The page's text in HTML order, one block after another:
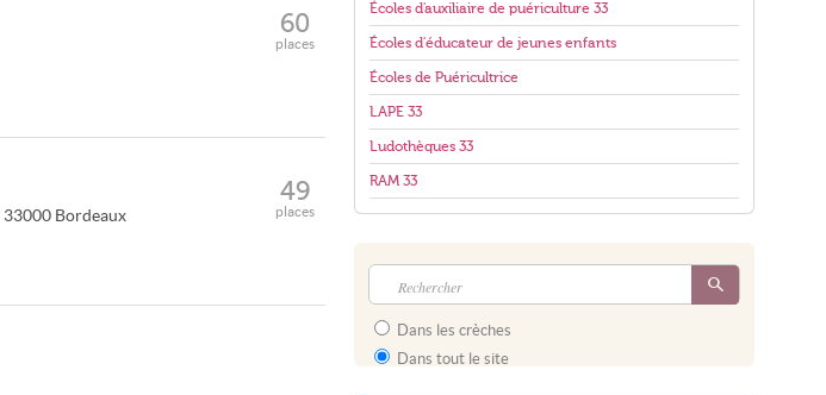
60
places
33000 Bordeaux
49
places
Écoles d'auxiliaire de puériculture 33
Écoles d'éducateur de jeunes enfants
Écoles de Puéricultrice
LAPE 33
Ludothèques 33
RAM 33
Dans les crèches
Dans tout le site